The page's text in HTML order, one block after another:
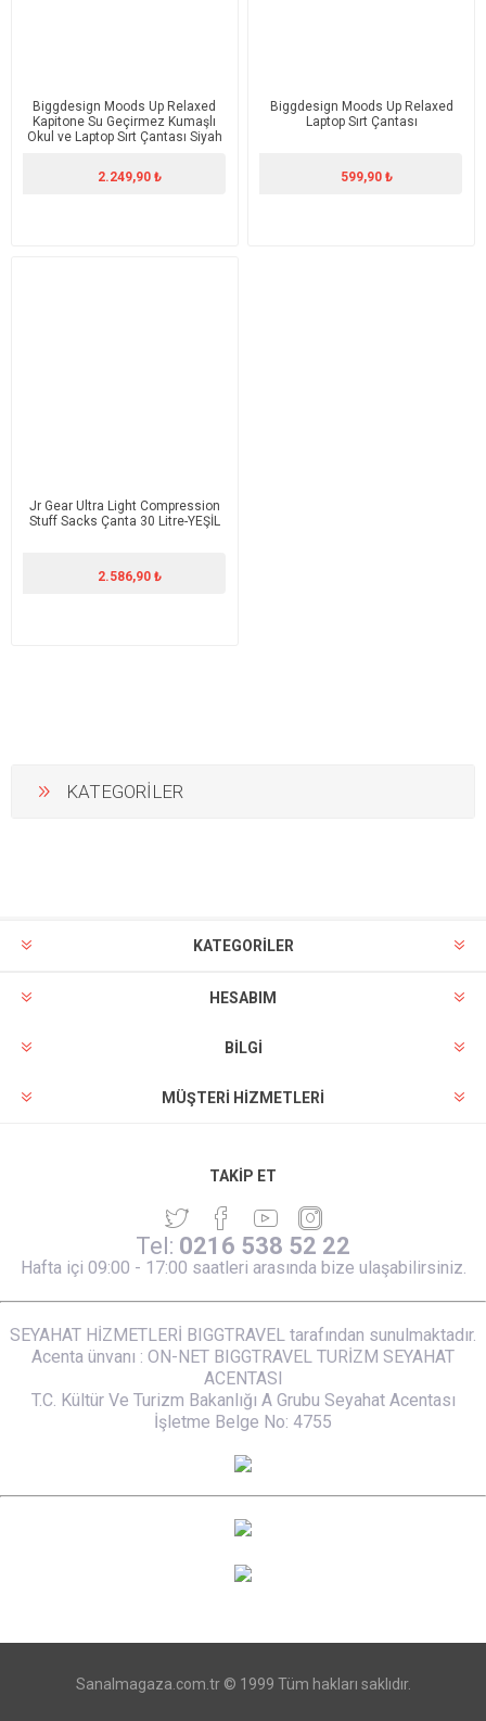
Biggdesign Moods Up Relaxed
Kapitone Su Geçirmez Kumaşlı
Okul ve Laptop Sırt Çantası Siyah
2.249,90 ₺
Biggdesign Moods Up Relaxed
Laptop Sırt Çantası
599,90 ₺
Jr Gear Ultra Light Compression
Stuff Sacks Çanta 30 Litre-YEŞİL
2.586,90 ₺
KATEGORİLER
KATEGORİLER
HESABIM
BILGI
MÜŞTERI HIZMETLERI
TAKIP ET
Tel: 0216 538 52 22
Hafta içi 09:00 - 17:00 saatleri arasında bize ulaşabilirsiniz.
SEYAHAT HİZMETLERİ BIGGTRAVEL tarafından sunulmaktadır.
Acenta ünvanı : ON-NET BIGGTRAVEL TURİZM SEYAHAT
ACENTASI
T.C. Kültür Ve Turizm Bakanlığı A Grubu Seyahat Acentası
İşletme Belge No: 4755
Sanalmagaza.com.tr © 1999 Tüm hakları saklıdır.